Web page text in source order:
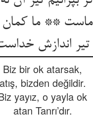
ماست ** ما کمان
تیر اندازش خداست‌‌
Biz bir ok atarsak,
atış, bizden değildir.
yayız, o yayla ok
atan Tanrı’dır.